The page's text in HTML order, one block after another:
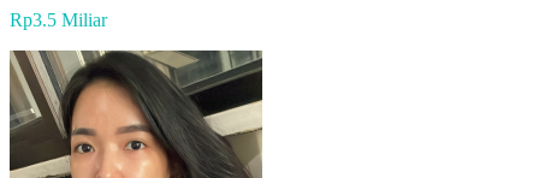
Rp3.5 Miliar